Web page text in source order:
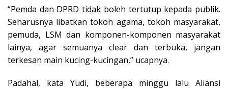
“Pemda dan DPRD tidak boleh tertutup kepada publik.
Seharusnya libatkan tokoh agama, tokoh masyarakat,
pemuda, LSM dan komponen-komponen masyarakat
lainya, agar semuanya clear dan terbuka, jangan
terkesan main kucing-kucingan,” ucapnya.
Padahal, kata Yudi, beberapa minggu lalu Aliansi